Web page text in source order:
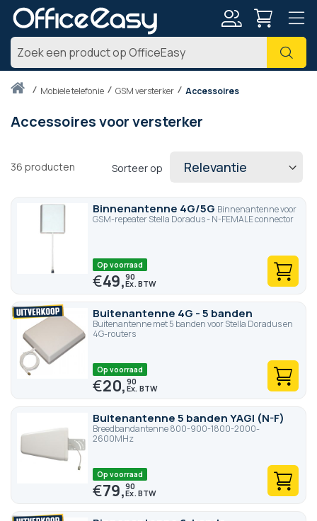
Zoek
Thuismobiele telefonie GSM versterker Accessoires
Accessoires voor versterker
36 producten Sorteer op
Binnenantenne 4G/5G Binnenantenne voor
GSM-repeater Stella Doradus - N-FEMALE connector
Op voorraad
€49,90
Buitenantenne 4G - 5 banden
Buitenantenne met 5 banden voor Stella Doradus en
4G-routers
Op voorraad
€20,90
Buitenantenne 5 banden YAGI (N-F)
Breedbandantenne 800-900-1800-2000-
2600MHz
Op voorraad
€79,90